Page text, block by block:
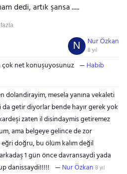
dedi, artık şansa .....
Nur Özkan
8 yıl
N
çok net konuşuyosunuz
Habib
dolandirayim, mesela yanına vekaleti
getir diyorlar bende hayır gerek yok
zaten il disindaymis getiremez
ama belgeye gelince de zor
doğru, bu ölüm kalım değil
1 gün önce davransaydi yada
danissaydi!!!!!
Nur Özkan 8 yıl